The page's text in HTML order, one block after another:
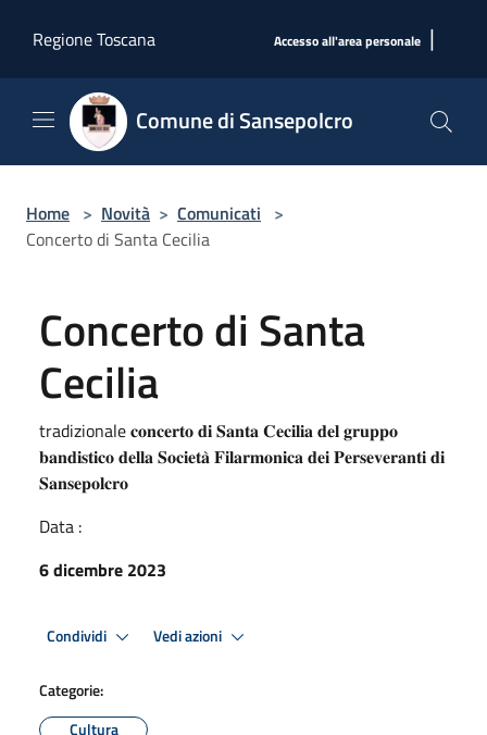
Regione Toscana
Accesso all'area personale |
Comune di Sansepolcro
Home > Novità > Comunicati >
Concerto di Santa Cecilia
Concerto di Santa
Cecilia
tradizionale 𝐜𝐨𝐧𝐜𝐞𝐫𝐭𝐨 𝐝𝐢 𝐒𝐚𝐧𝐭𝐚 𝐂𝐞𝐜𝐢𝐥𝐢𝐚 𝐝𝐞𝐥 𝐠𝐫𝐮𝐩𝐩𝐨
𝐛𝐚𝐧𝐝𝐢𝐬𝐭𝐢𝐜𝐨 𝐝𝐞𝐥𝐥𝐚 𝐒𝐨𝐜𝐢𝐞𝐭𝐚̀ 𝐅𝐢𝐥𝐚𝐫𝐦𝐨𝐧𝐢𝐜𝐚 𝐝𝐞𝐢 𝐏𝐞𝐫𝐬𝐞𝐯𝐞𝐫𝐚𝐧𝐭𝐢 𝐝𝐢
𝐒𝐚𝐧𝐬𝐞𝐩𝐨𝐥𝐜𝐫𝐨
Data :
6 dicembre 2023
Condividi Vedi azioni
Categorie:
Cultura